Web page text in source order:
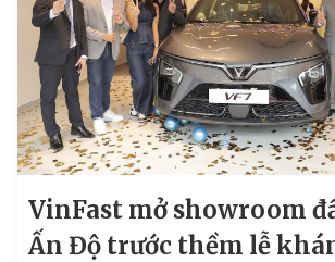
VinFast mở showroom
Ấn Độ trước thềm lễ